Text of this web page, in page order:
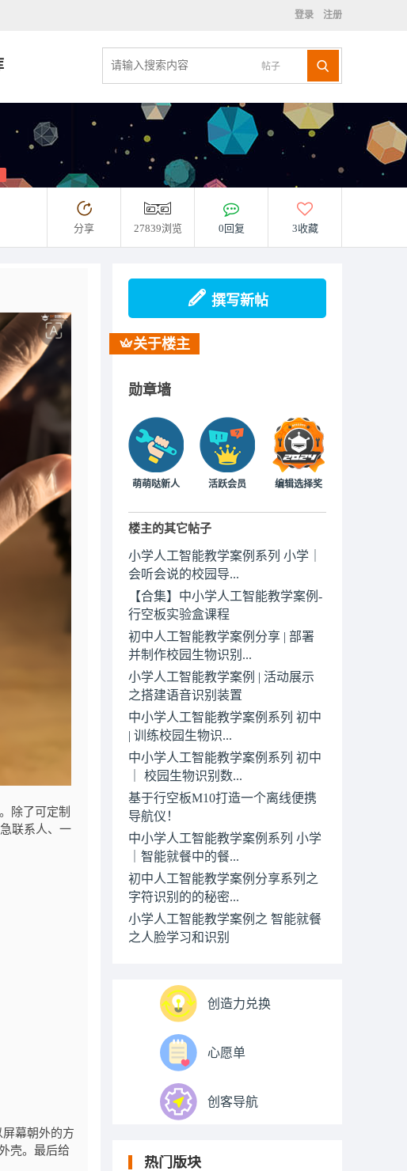
登录 注册
帖子
分享 27839浏览 0回复 3收藏
除了可定制
联系人、一
幕朝外的方
壳。最后给
撰写新帖
关于楼主
勋章墙
萌萌哒新人 活跃会员 编辑选择奖
楼主的其它帖子
小学人工智能教学案例系列 小学｜
会听会说的校园导...
【合集】中小学人工智能教学案例-
行空板实验盒课程
初中人工智能教学案例分享 | 部署
并制作校园生物识别...
小学人工智能教学案例 | 活动展示
之搭建语音识别装置
中小学人工智能教学案例系列 初中
| 训练校园生物识...
中小学人工智能教学案例系列 初中
｜ 校园生物识别数...
基于行空板M10打造一个离线便携
导航仪！
中小学人工智能教学案例系列 小学
｜智能就餐中的餐...
初中人工智能教学案例分享系列之
字符识别的的秘密...
小学人工智能教学案例之 智能就餐
之人脸学习和识别
创造力兑换
心愿单
创客导航
热门版块